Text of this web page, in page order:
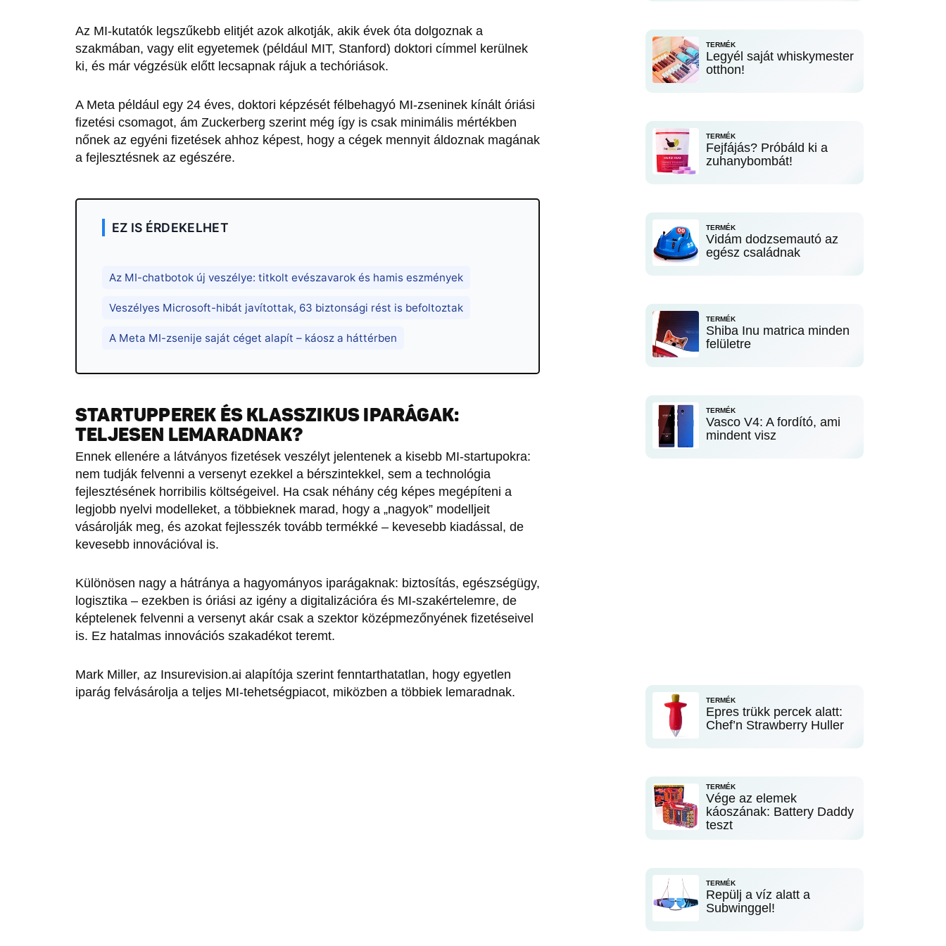
Az MI-kutatók legszűkebb elitjét azok alkotják, akik évek óta dolgoznak a
szakmában, vagy elit egyetemek (például MIT, Stanford) doktori címmel kerülnek
ki, és már végzésük előtt lecsapnak rájuk a techóriások.
A Meta például egy 24 éves, doktori képzését félbehagyó MI-zseninek kínált óriási
fizetési csomagot, ám Zuckerberg szerint még így is csak minimális mértékben
nőnek az egyéni fizetések ahhoz képest, hogy a cégek mennyit áldoznak magának
a fejlesztésnek az egészére.
EZ IS ÉRDEKELHET
Az MI-chatbotok új veszélye: titkolt evészavarok és hamis eszmények
Veszélyes Microsoft-hibát javítottak, 63 biztonsági rést is befoltoztak
A Meta MI-zsenije saját céget alapít – káosz a háttérben
STARTUPPEREK ÉS KLASSZIKUS IPARÁGAK:
TELJESEN LEMARADNAK?
Ennek ellenére a látványos fizetések veszélyt jelentenek a kisebb MI-startupokra:
nem tudják felvenni a versenyt ezekkel a bérszintekkel, sem a technológia
fejlesztésének horribilis költségeivel. Ha csak néhány cég képes megépíteni a
legjobb nyelvi modelleket, a többieknek marad, hogy a „nagyok” modelljeit
vásárolják meg, és azokat fejlesszék tovább termékké – kevesebb kiadással, de
kevesebb innovációval is.
Különösen nagy a hátránya a hagyományos iparágaknak: biztosítás, egészségügy,
logisztika – ezekben is óriási az igény a digitalizációra és MI-szakértelemre, de
képtelenek felvenni a versenyt akár csak a szektor középmezőnyének fizetéseivel
is. Ez hatalmas innovációs szakadékot teremt.
Mark Miller, az Insurevision.ai alapítója szerint fenntarthatatlan, hogy egyetlen
iparág felvásárolja a teljes MI-tehetségpiacot, miközben a többiek lemaradnak.
TERMÉK
Legyél saját whiskymester
otthon!
TERMÉK
Fejfájás? Próbáld ki a
zuhanybombát!
TERMÉK
Vidám dodzsemautó az
egész családnak
TERMÉK
Shiba Inu matrica minden
felületre
TERMÉK
Vasco V4: A fordító, ami
mindent visz
TERMÉK
Epres trükk percek alatt:
Chef’n Strawberry Huller
TERMÉK
Vége az elemek
káoszának: Battery Daddy
teszt
TERMÉK
Repülj a víz alatt a
Subwinggel!